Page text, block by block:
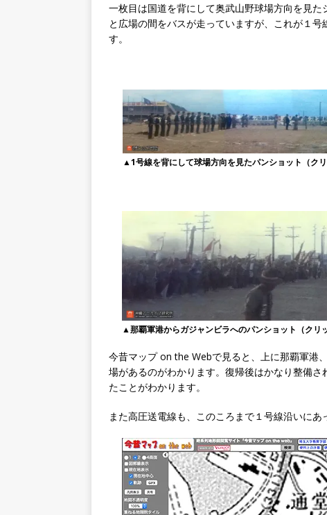
一枚目は国道を背にして奥武山野球場方向を見
と広場の間をバスが走っていますが、これが１
す。
▲1号線を背にして球場方向を見たパンショット（クリ
▲那覇軍港からガジャンビラへのパンショット（クリ
今昔マップ on the Webで見ると、上に那覇軍港
場があるのがわかります。復帰後はかなり整備
たことがわかります。
また高圧送電線も、このころまで１号線沿いにあ